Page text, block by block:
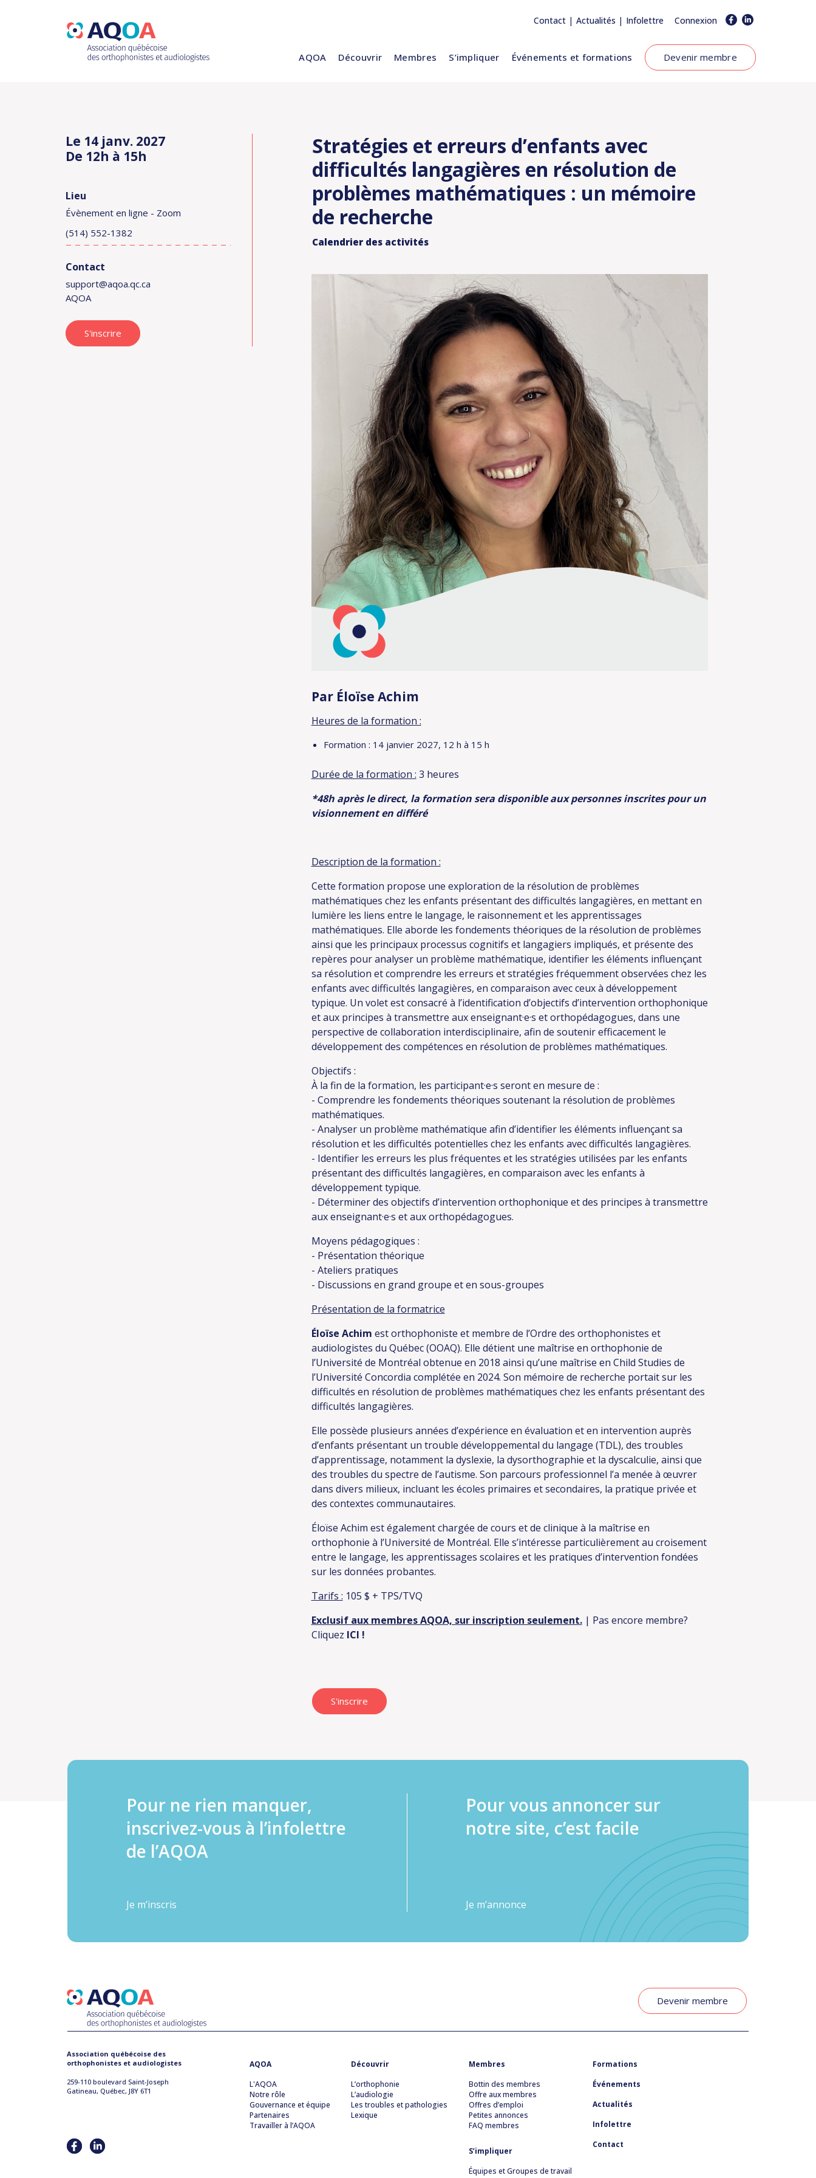
Contact | Actualités | Infolettre Connexion
AQOA Découvrir Membres S’impliquer Événements et formations Devenir membre
Le 14 janv. 2027
De 12h à 15h
Lieu
Évènement en ligne - Zoom
Contact
AQOA
(514) 552-1382
support@aqoa.qc.ca
S'inscrire
Calendrier des activités
Stratégies et erreurs d’enfants avec
difficultés langagières en résolution de
problèmes mathématiques : un mémoire
de recherche
Par Éloïse Achim
Heures de la formation :
Formation : 14 janvier 2027, 12 h à 15 h
Durée de la formation : 3 heures
*48h après le direct, la formation sera disponible aux personnes inscrites pour un
visionnement en différé
Description de la formation :
Cette formation propose une exploration de la résolution de problèmes
mathématiques chez les enfants présentant des difficultés langagières, en mettant en
lumière les liens entre le langage, le raisonnement et les apprentissages
mathématiques. Elle aborde les fondements théoriques de la résolution de problèmes
ainsi que les principaux processus cognitifs et langagiers impliqués, et présente des
repères pour analyser un problème mathématique, identifier les éléments influençant
sa résolution et comprendre les erreurs et stratégies fréquemment observées chez les
enfants avec difficultés langagières, en comparaison avec ceux à développement
typique. Un volet est consacré à l’identification d’objectifs d’intervention orthophonique
et aux principes à transmettre aux enseignant·e·s et orthopédagogues, dans une
perspective de collaboration interdisciplinaire, afin de soutenir efficacement le
développement des compétences en résolution de problèmes mathématiques.
Objectifs :
À la fin de la formation, les participant·e·s seront en mesure de :
- Comprendre les fondements théoriques soutenant la résolution de problèmes
mathématiques.
- Analyser un problème mathématique afin d’identifier les éléments influençant sa
résolution et les difficultés potentielles chez les enfants avec difficultés langagières.
- Identifier les erreurs les plus fréquentes et les stratégies utilisées par les enfants
présentant des difficultés langagières, en comparaison avec les enfants à
développement typique.
- Déterminer des objectifs d’intervention orthophonique et des principes à transmettre
aux enseignant·e·s et aux orthopédagogues.
Moyens pédagogiques :
- Présentation théorique
- Ateliers pratiques
- Discussions en grand groupe et en sous-groupes
Présentation de la formatrice
Éloïse Achim est orthophoniste et membre de l’Ordre des orthophonistes et
audiologistes du Québec (OOAQ). Elle détient une maîtrise en orthophonie de
l’Université de Montréal obtenue en 2018 ainsi qu’une maîtrise en Child Studies de
l’Université Concordia complétée en 2024. Son mémoire de recherche portait sur les
difficultés en résolution de problèmes mathématiques chez les enfants présentant des
difficultés langagières.
Elle possède plusieurs années d’expérience en évaluation et en intervention auprès
d’enfants présentant un trouble développemental du langage (TDL), des troubles
d’apprentissage, notamment la dyslexie, la dysorthographie et la dyscalculie, ainsi que
des troubles du spectre de l’autisme. Son parcours professionnel l’a menée à œuvrer
dans divers milieux, incluant les écoles primaires et secondaires, la pratique privée et
des contextes communautaires.
Éloïse Achim est également chargée de cours et de clinique à la maîtrise en
orthophonie à l’Université de Montréal. Elle s’intéresse particulièrement au croisement
entre le langage, les apprentissages scolaires et les pratiques d’intervention fondées
sur les données probantes.
Tarifs : 105 $ + TPS/TVQ
Exclusif aux membres AQOA, sur inscription seulement. | Pas encore membre?
Cliquez ICI !
S'inscrire
Pour ne rien manquer,
inscrivez-vous à l’infolettre
de l’AQOA
Je m’inscris
Pour vous annoncer sur
notre site, c’est facile
Je m’annonce
Devenir membre
Association québécoise des
orthophonistes et audiologistes
259-110 boulevard Saint-Joseph
Gatineau, Québec, J8Y 6T1
AQOA
L'AQOA
Notre rôle
Gouvernance et équipe
Partenaires
Travailler à l’AQOA
Découvrir
L’orthophonie
L’audiologie
Les troubles et pathologies
Lexique
Membres
Bottin des membres
Offre aux membres
Offres d’emploi
Petites annonces
FAQ membres
S’impliquer
Équipes et Groupes de travail
Formations
Événements
Actualités
Infolettre
Contact